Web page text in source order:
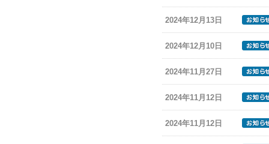
2024年12月13日
2024年12月10日
2024年11月27日
2024年11月12日
2024年11月12日